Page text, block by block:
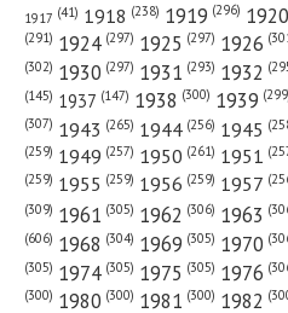
№ 296 от декабря 1976 года —
№ 164 от августа 1950 года —
1917 (41) 1918 (238) 1919 (296) 1920
(291) 1924 (297) 1925 (297) 1926
(302) 1930 (297) 1931 (293) 1932
(145) 1937 (147) 1938 (300) 1939
(307) 1943 (265) 1944 (256) 1945
(259) 1949 (257) 1950 (261) 1951
(259) 1955 (259) 1956 (259) 1957
(309) 1961 (305) 1962 (306) 1963
(606) 1968 (304) 1969 (305) 1970
(305) 1974 (305) 1975 (305) 1976
(300) 1980 (300) 1981 (300) 1982